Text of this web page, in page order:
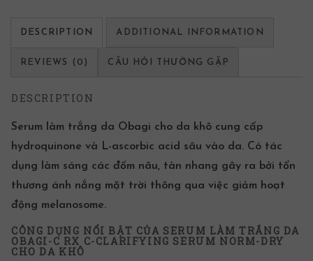
DESCRIPTION ADDITIONAL INFORMATION
REVIEWS (0) CÂU HỎI THƯỜNG GẶP
DESCRIPTION
Serum làm trắng da Obagi cho da khô cung cấp
hydroquinone và L-ascorbic acid sâu vào da. Có tác
dụng làm sáng các đốm nâu, tàn nhang gây ra bởi tổn
thương ánh nắng mặt trời thông qua việc giảm hoạt
động melanosome.
CÔNG DỤNG NỔI BẬT CỦA SERUM LÀM TRẮNG DA
OBAGI-C RX C-CLARIFYING SERUM NORM-DRY
CHO DA KHÔ